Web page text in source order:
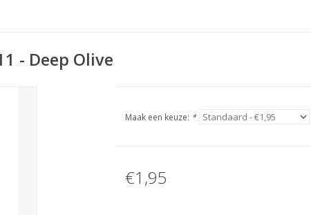
- Deep Olive
Maak een keuze: *
€1,95